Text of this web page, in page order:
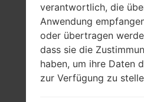
verantwortlich, die
Anwendung
oder übertragen
dass sie die
haben, um ihre Daten
zur Verfügung zu